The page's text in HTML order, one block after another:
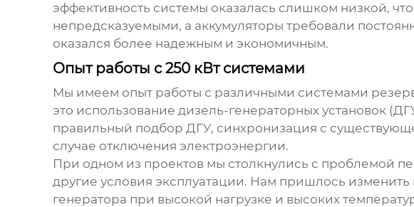
эффективность системы оказалась слишком низкой,
непредсказуемыми, а аккумуляторы требовали
оказался более надежным и экономичным.
Опыт работы с 250 кВт системами
Мы имеем опыт работы с различными системами
это использование дизель-генераторных установок
правильный подбор ДГУ, синхронизация с
случае отключения электроэнергии.
При одном из проектов мы столкнулись с проблемой
другие условия эксплуатации. Нам пришлось
генератора при высокой нагрузке и высоких